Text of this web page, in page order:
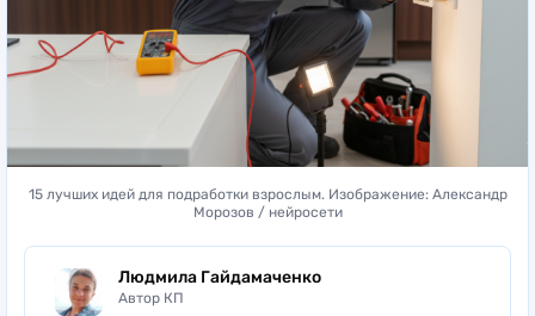
15 лучших идей для подработки взрослым. Изображение: Александр
Морозов / нейросети
Людмила Гайдамаченко
Автор КП